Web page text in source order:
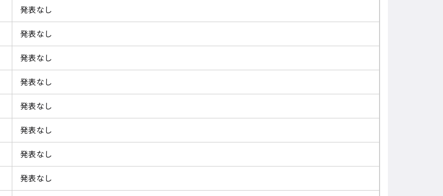
発表なし
発表なし
発表なし
発表なし
発表なし
発表なし
発表なし
発表なし